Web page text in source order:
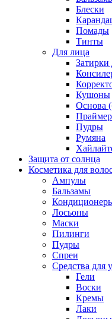
Блески
Помады
Тинты
Для лица
Затирки
Кушоны
Основа
Пудры
Румяна
Защита от солнца
Косметика для
Ампулы
Бальзамы
Лосьоны
Маски
Пилинги
Пудры
Спреи
Средства для
Гели
Воски
Кремы
Лаки